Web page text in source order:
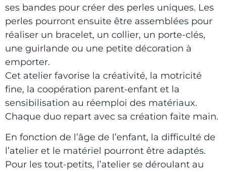
ses bandes pour créer des perles uniques. Les
perles pourront ensuite être assemblées pour
réaliser un bracelet, un collier, un porte-clés,
une guirlande ou une petite décoration à
emporter.
Cet atelier favorise la créativité, la motricité
fine, la coopération parent-enfant et la
sensibilisation au réemploi des matériaux.
Chaque duo repart avec sa création faite main.
En fonction de l’âge de l’enfant, la difficulté de
l’atelier et le matériel pourront être adaptés.
Pour les tout-petits, l’atelier se déroulant au